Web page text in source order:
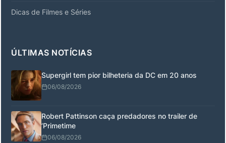
Dicas de Filmes e Séries
ÚLTIMAS NOTÍCIAS
Supergirl tem pior bilheteria da DC em 20 anos
06/08/2026
Robert Pattinson caça predadores no trailer de
‘Primetime
06/08/2026